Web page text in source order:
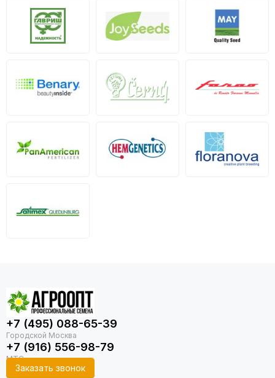
+7 (495) 088-65-39
+7 (916) 556-98-79
Заказать звонок